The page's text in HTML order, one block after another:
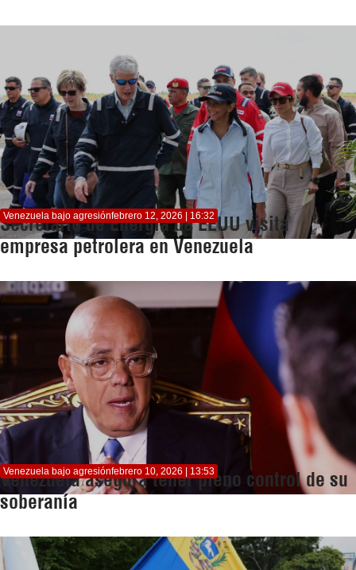
Venezuela bajo agresiónfebrero 12, 2026 | 16:32
Secretario de Energía de EEUU visita
empresa petrolera en Venezuela
Venezuela bajo agresiónfebrero 10, 2026 | 13:53
Venezuela asegura tener pleno control de su
soberanía